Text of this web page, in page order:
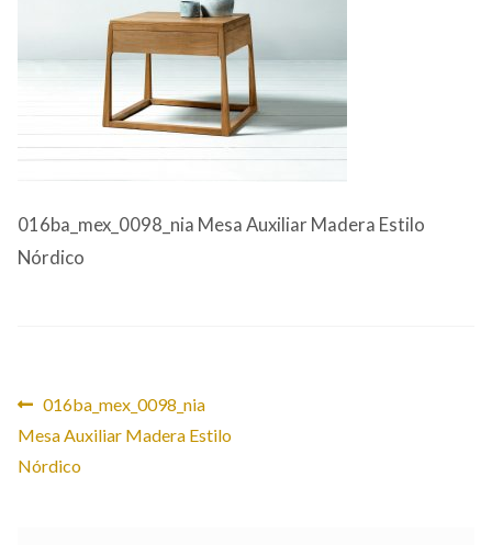
CONTACTO
016ba_mex_0098_nia Mesa Auxiliar Madera Estilo
Nórdico
Navegación
de
Anterior:
016ba_mex_0098_nia
Mesa Auxiliar Madera Estilo
Nórdico